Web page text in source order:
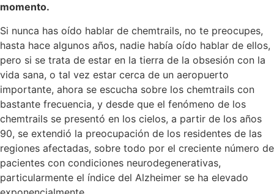
momento.
Si nunca has oído hablar de chemtrails, no te preocupes,
hasta hace algunos años, nadie había oído hablar de ellos,
pero si se trata de estar en la tierra de la obsesión con la
vida sana, o tal vez estar cerca de un aeropuerto
importante, ahora se escucha sobre los chemtrails con
bastante frecuencia, y desde que el fenómeno de los
chemtrails se presentó en los cielos, a partir de los años
90, se extendió la preocupación de los residentes de las
regiones afectadas, sobre todo por el creciente número de
pacientes con condiciones neurodegenerativas,
particularmente el índice del Alzheimer se ha elevado